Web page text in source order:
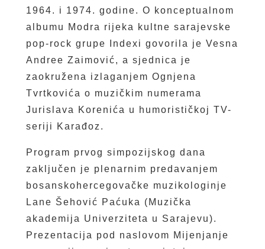
1964. i 1974. godine. O konceptualnom
albumu Modra rijeka kultne sarajevske
pop-rock grupe Indexi govorila je Vesna
Andree Zaimović, a sjednica je
zaokružena izlaganjem Ognjena
Tvrtkovića o muzičkim numerama
Jurislava Korenića u humorističkoj TV-
seriji Karađoz.
Program prvog simpozijskog dana
zaključen je plenarnim predavanjem
bosanskohercegovačke muzikologinje
Lane Šehović Paćuka (Muzička
akademija Univerziteta u Sarajevu).
Prezentacija pod naslovom Mijenjanje